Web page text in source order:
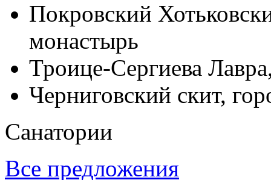
Покровский
монастырь
Троице-Сергиева
Черниговский скит,
Санатории
Все предложения